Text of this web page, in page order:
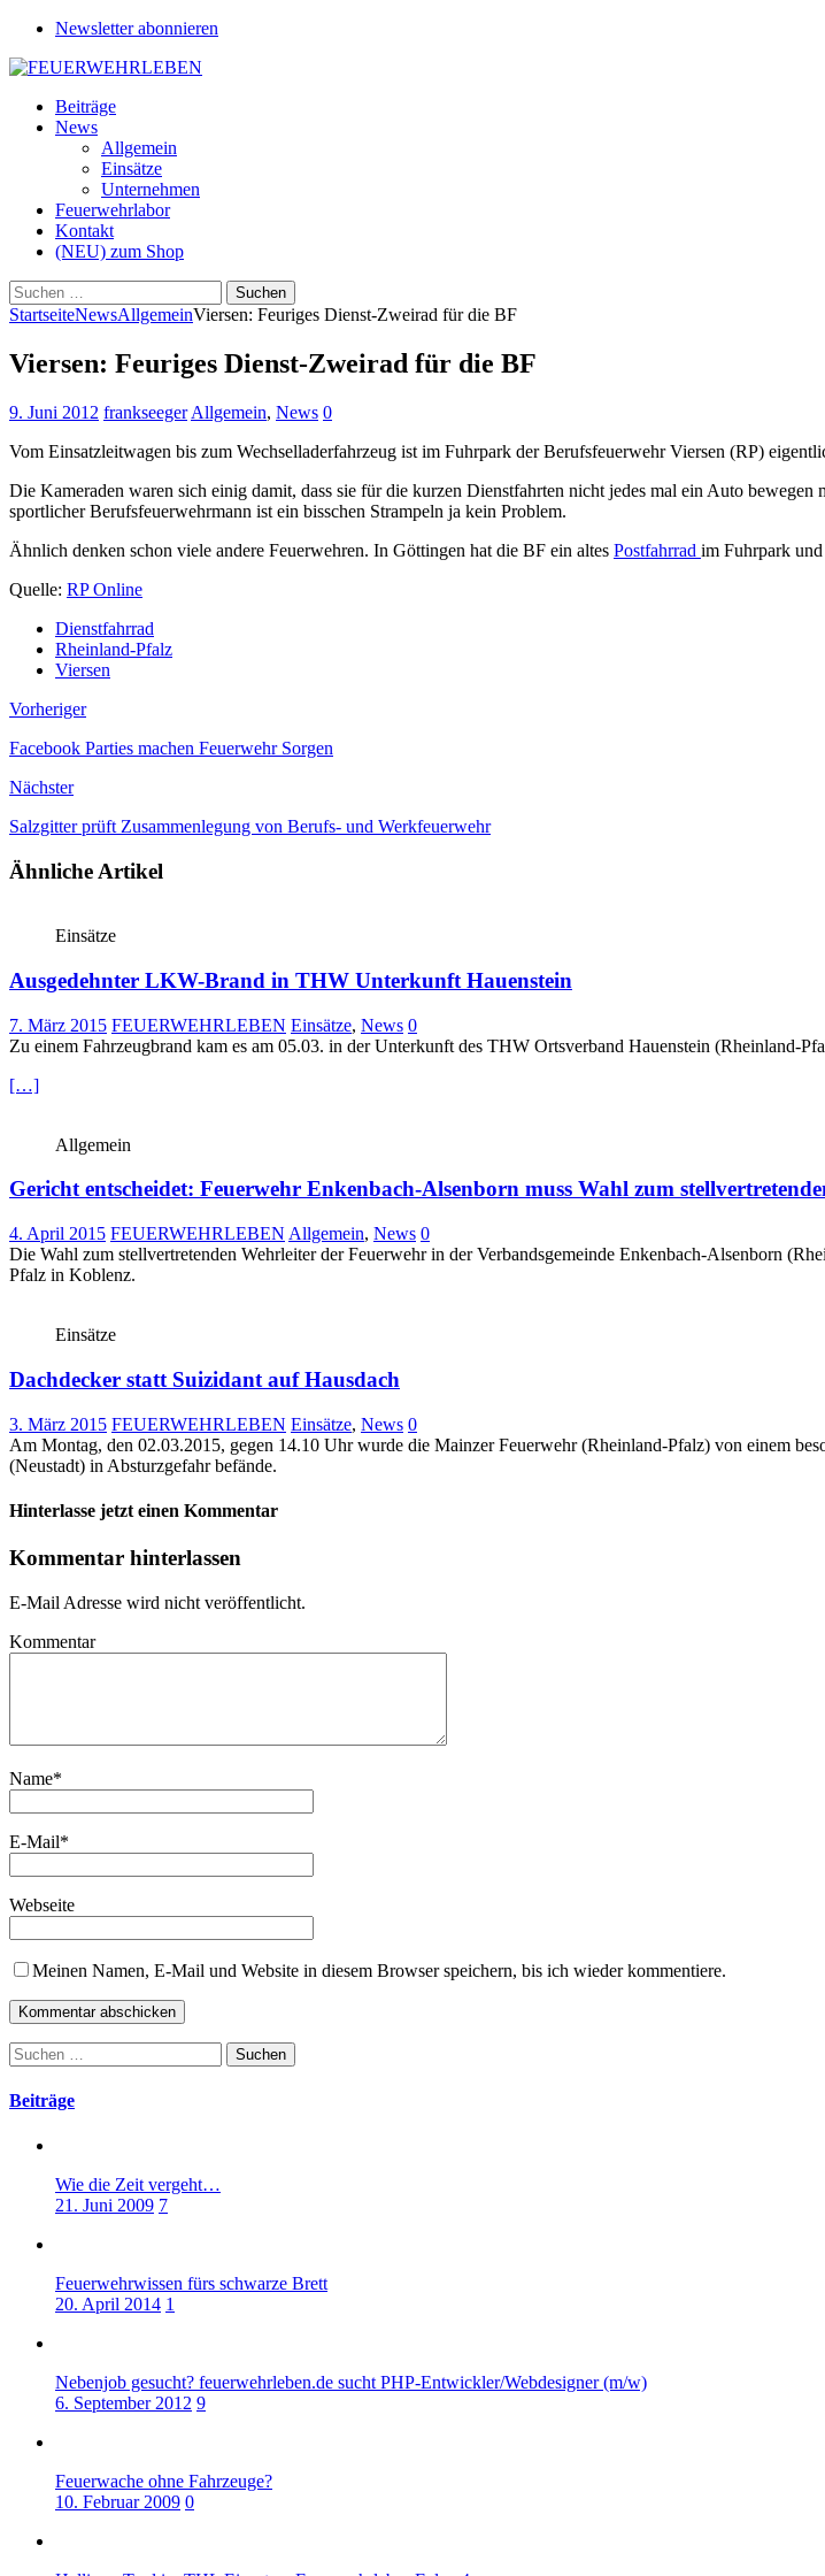
Newsletter abonnieren
Beiträge
News
Allgemein
Einsätze
Unternehmen
Feuerwehrlabor
Kontakt
(NEU) zum Shop
Suchen
nach:
StartseiteNewsAllgemeinViersen: Feuriges Dienst-Zweirad für die BF
Viersen: Feuriges Dienst-Zweirad für die BF
9. Juni 2012 frankseeger Allgemein, News 0
Vom Einsatzleitwagen bis zum Wechselladerfahrzeug ist im Fuhrpark der Berufsfeuerwehr Viersen (RP)
Die Kameraden waren sich einig damit, dass sie für die kurzen Dienstfahrten nicht jedes mal ein Auto
sportlicher Berufsfeuerwehrmann ist ein bisschen Strampeln ja kein Problem.
Ähnlich denken schon viele andere Feuerwehren. In Göttingen hat die BF ein altes Postfahrrad im Fuhrpark
Quelle: RP Online
Dienstfahrrad
Rheinland-Pfalz
Viersen
Vorheriger
Facebook Parties machen Feuerwehr Sorgen
Nächster
Salzgitter prüft Zusammenlegung von Berufs- und Werkfeuerwehr
Ähnliche Artikel
Einsätze
Ausgedehnter LKW-Brand in THW Unterkunft Hauenstein
7. März 2015 FEUERWEHRLEBEN Einsätze, News 0
Zu einem Fahrzeugbrand kam es am 05.03. in der Unterkunft des THW Ortsverband Hauenstein (Rheinland-
[…]
Allgemein
Gericht entscheidet: Feuerwehr Enkenbach-Alsenborn muss Wahl zum
4. April 2015 FEUERWEHRLEBEN Allgemein, News 0
Die Wahl zum stellvertretenden Wehrleiter der Feuerwehr in der Verbandsgemeinde Enkenbach-Alsenborn
Pfalz in Koblenz.
Einsätze
Dachdecker statt Suizidant auf Hausdach
3. März 2015 FEUERWEHRLEBEN Einsätze, News 0
Am Montag, den 02.03.2015, gegen 14.10 Uhr wurde die Mainzer Feuerwehr (Rheinland-Pfalz) von einem
(Neustadt) in Absturzgefahr befände.
Hinterlasse jetzt einen Kommentar
Kommentar hinterlassen
E-Mail Adresse wird nicht veröffentlicht.
Kommentar
Name*
E-Mail*
Webseite
Meinen Namen, E-Mail und Website in diesem Browser speichern, bis ich wieder kommentiere.
Suchen
nach:
Beiträge
Wie die Zeit vergeht…
21. Juni 2009 7
Feuerwehrwissen fürs schwarze Brett
20. April 2014 1
Nebenjob gesucht? feuerwehrleben.de sucht PHP-Entwickler/Webdesigner (m/w)
6. September 2012 9
Feuerwache ohne Fahrzeuge?
10. Februar 2009 0